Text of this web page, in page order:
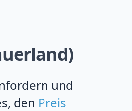
und
den Preis